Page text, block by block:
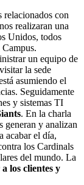
relacionados con
realizaran una
Unidos, todos
un equipo de
la sede
asumiendo el
Seguidamente
y sistemas TI
. En la charla
generan y analizan
acabar el día,
los Cardinals
del mundo. La
los clientes y